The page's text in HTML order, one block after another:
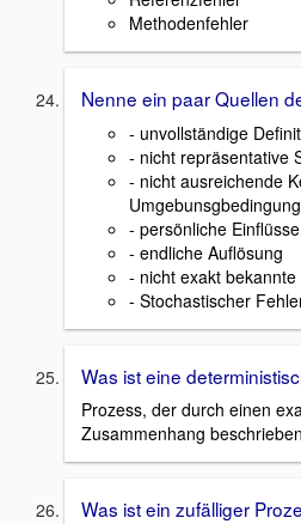
Methodenfehler
Nenne ein paar Quellen
- unvollständige
- nicht repräsentative
- nicht ausreichende
- persönliche Einflüsse
- endliche Auflösung
- nicht exakt
- Stochastischer
Was ist eine
Prozess, der durch einen
Zusammenhang
Was ist ein zufälliger